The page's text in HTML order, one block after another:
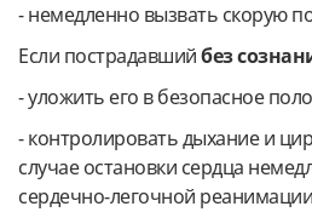
- немедленно вызвать скорую
Если пострадавшийбез
- уложить его в безопасное
- контролировать дыхание и
случае остановки сердца
сердечно-легочной